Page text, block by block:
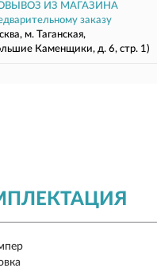
ИЗ МАГАЗИНА
заказу
м. Таганская,
Каменщики, д. 6, стр. 1)